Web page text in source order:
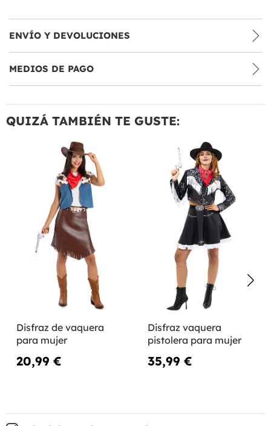
ENVÍO Y DEVOLUCIONES
MEDIOS DE PAGO
QUIZÁ TAMBIÉN TE GUSTE:
Disfraz de vaquera
para mujer
20,99 €
Disfraz vaquera
pistolera para mujer
35,99 €